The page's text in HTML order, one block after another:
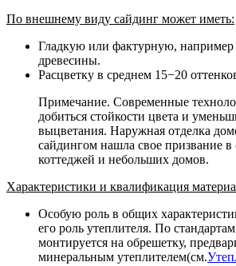
По внешнему виду сайдинг может иметь:
Гладкую или фактурную,
древесины.
Расцветку в среднем 15−20
Примечание. Современные
добиться стойкости цвета и
выцветания. Наружная отделка
сайдингом нашла свое призвание в
коттеджей и небольших домов.
Характеристики и квалификация
Особую роль в общих
его роль утеплителя. По
монтируется на обрешетку,
минеральным утеплителем(см.